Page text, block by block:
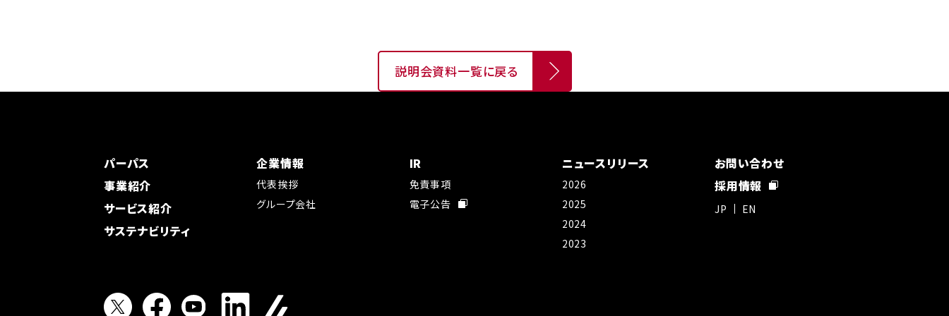
説明会資料一覧に戻る
パーパス
事業紹介
サービス紹介
サステナビリティ
企業情報
代表挨拶
グループ会社
IR
免責事項
電子公告
ニュースリリース
2026
2025
2024
2023
お問い合わせ
採用情報
JP EN